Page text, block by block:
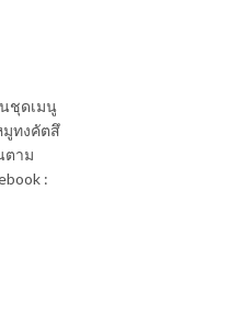
ชุดเมนู
มูทงคัตสึ
ตาม
: